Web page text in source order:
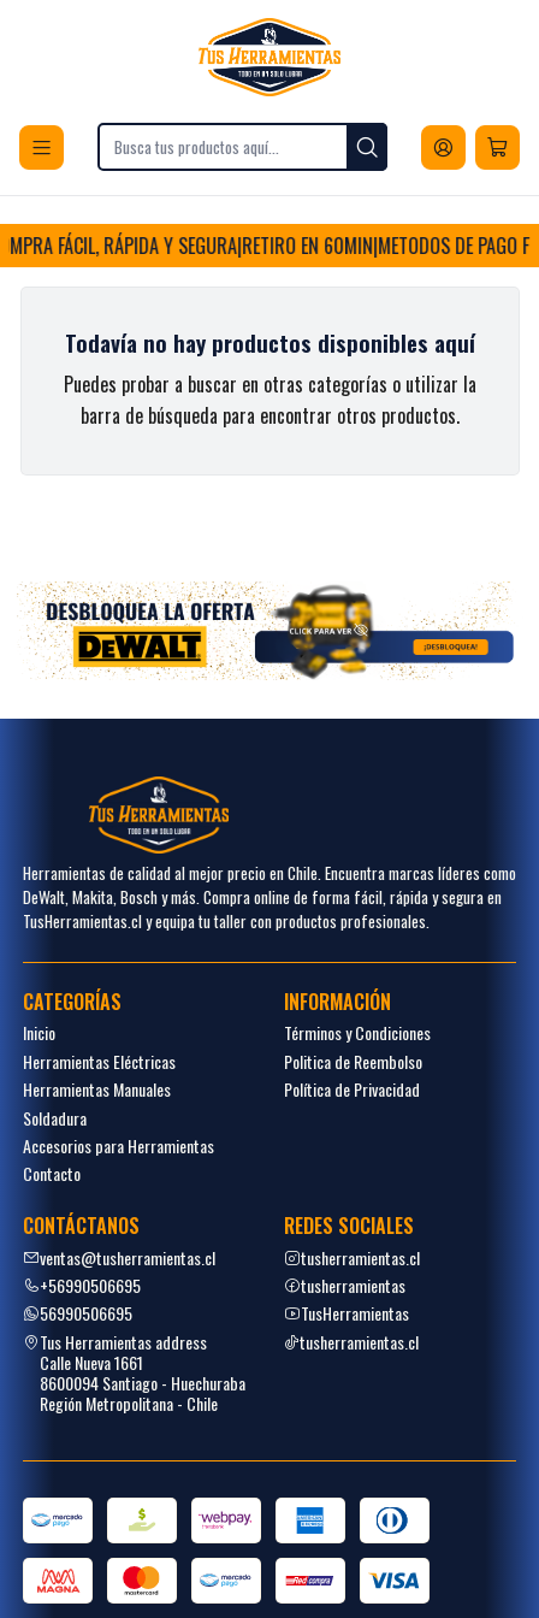
Envios a todo Chile
Cuidado del Hogar y Lavandería
Bolsas para Aspiradoras
Bolsas para Aspiradoras
FÁCIL, RÁPIDA Y SEGURA|RETIRO EN 60MIN|METODOS DE PAGO
Todavía no hay productos disponibles aquí
Puedes probar a buscar en otras categorías o utilizar la
barra de búsqueda para encontrar otros productos.
Herramientas de calidad al mejor precio en Chile. Encuentra marcas líderes como
DeWalt, Makita, Bosch y más. Compra online de forma fácil, rápida y segura en
TusHerramientas.cl y equipa tu taller con productos profesionales.
CATEGORÍAS
Inicio
Herramientas Eléctricas
Herramientas Manuales
Soldadura
Accesorios para Herramientas
Contacto
INFORMACIÓN
Términos y Condiciones
Politica de Reembolso
Política de Privacidad
CONTÁCTANOS
ventas@tusherramientas.cl
+56990506695
56990506695
Tus Herramientas address
Calle Nueva 1661
8600094 Santiago - Huechuraba
Región Metropolitana - Chile
REDES SOCIALES
tusherramientas.cl
tusherramientas
TusHerramientas
tusherramientas.cl